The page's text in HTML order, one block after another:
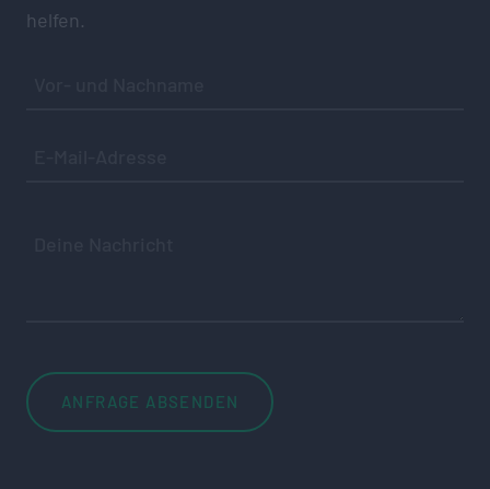
helfen.